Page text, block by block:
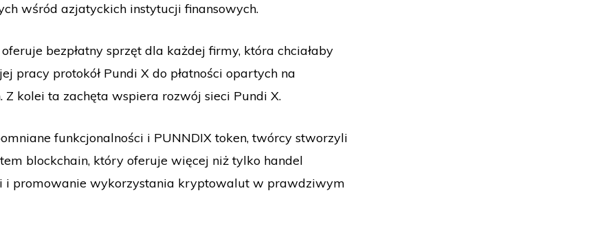
wśród azjatyckich instytucji finansowych.
bezpłatny sprzęt dla każdej firmy, która chciałaby
pracy protokół Pundi X do płatności opartych na
kolei ta zachęta wspiera rozwój sieci Pundi X.
funkcjonalności i PUNNDIX token, twórcy stworzyli
blockchain, który oferuje więcej niż tylko handel
i promowanie wykorzystania kryptowalut w prawdziwym